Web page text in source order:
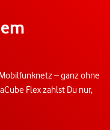
– ganz ohne
Flex zahlst Du nur,